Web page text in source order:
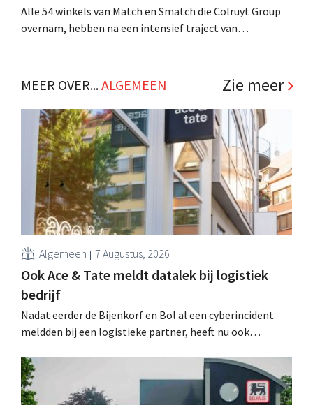
Alle 54 winkels van Match en Smatch die Colruyt Group
overnam, hebben na een intensief traject van
.MEER OVER...ALGEMEEN Zie meer
Algemeen 7 Augustus, 2026
Ook Ace & Tate meldt datalek bij logistiek
bedrijf
Nadat eerder de Bijenkorf en Bol al een cyberincident
meldden bij een logistieke partner, heeft nu ook
datalek. Financiële gegevens, gebruikersnamen en
wachtwoorden zijn niet getroffen.